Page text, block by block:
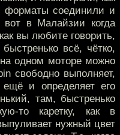
форматы соединили и
в Малайзии когда
вы любите говорить,
всё, чётко,
на одном моторе можно
свободно выполняет,
ещё и определяет его
там, быстренько
то каретку, как в
нужный цвет